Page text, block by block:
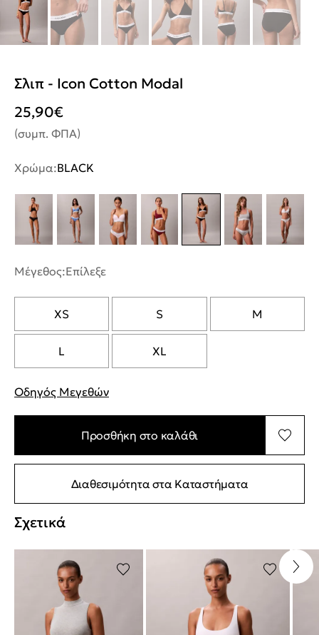
Σλιπ - Icon Cotton Modal
25,90€
(συμπ. ΦΠΑ)
Χρώμα:BLACK
Μέγεθος:Επίλεξε
XS S M
L XL
Οδηγός Μεγεθών
Προσθήκη στο καλάθι
Διαθεσιμότητα στα Καταστήματα
Σχετικά